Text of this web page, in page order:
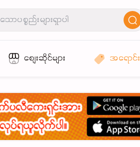
စျေးဆိုင်များ အရောင်း